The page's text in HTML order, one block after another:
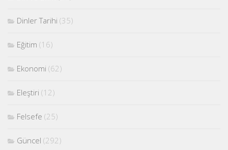
Dinler Tarihi (35)
Eğitim (16)
Ekonomi (62)
Eleştiri (12)
Felsefe (25)
Güncel (292)